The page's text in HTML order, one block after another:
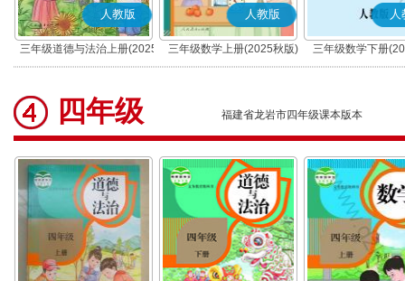
人教版
三年级道德与法治上册(2025
秋版)(部编版)
人教版
三年级数学上册(2025秋版)
人
三年级数学下册
四年级 福建省龙岩市四年级课本版本